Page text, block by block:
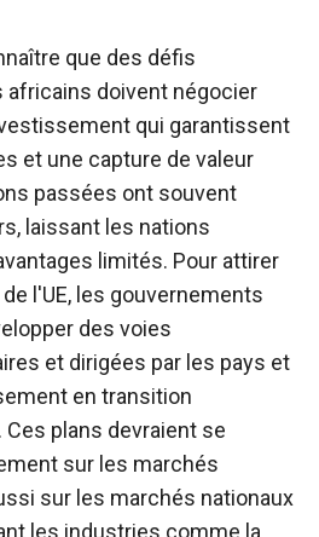
que des défis
africains doivent négocier
qui garantissent
et une capture de valeur
passées ont souvent
laissant les nations
limités. Pour attirer
l'UE, les gouvernements
des voies
et dirigées par les pays et
en transition
plans devraient se
sur les marchés
sur les marchés nationaux
les industries comme la